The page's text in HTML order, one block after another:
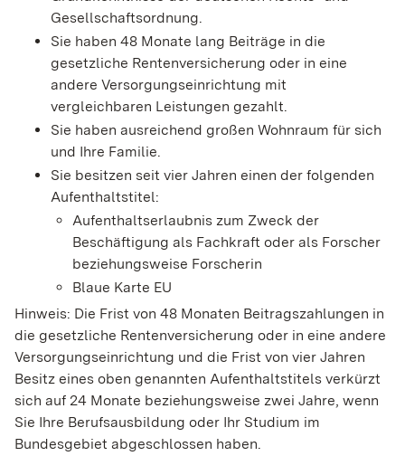
Gesellschaftsordnung.
Sie haben 48 Monate lang Beiträge in die
gesetzliche Rentenversicherung oder in eine
andere Versorgungseinrichtung mit
vergleichbaren Leistungen gezahlt.
Sie haben ausreichend großen Wohnraum für sich
und Ihre Familie.
Sie besitzen seit vier Jahren einen der folgenden
Aufenthaltstitel:
Aufenthaltserlaubnis zum Zweck der
Beschäftigung als Fachkraft oder als Forscher
beziehungsweise Forscherin
Blaue Karte EU
Hinweis: Die Frist von 48 Monaten Beitragszahlungen in
die gesetzliche Rentenversicherung oder in eine andere
Versorgungseinrichtung und die Frist von vier Jahren
Besitz eines oben genannten Aufenthaltstitels verkürzt
sich auf 24 Monate beziehungsweise zwei Jahre, wenn
Sie Ihre Berufsausbildung oder Ihr Studium im
Bundesgebiet abgeschlossen haben.